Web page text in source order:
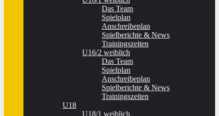
Das Team
Spielplan
Anschreibeplan
Spielberichte & News
Trainingszeiten
U16/2 weiblich
Das Team
Spielplan
Anschreibeplan
Spielberichte & News
Trainingszeiten
U18
U18/1 weiblich